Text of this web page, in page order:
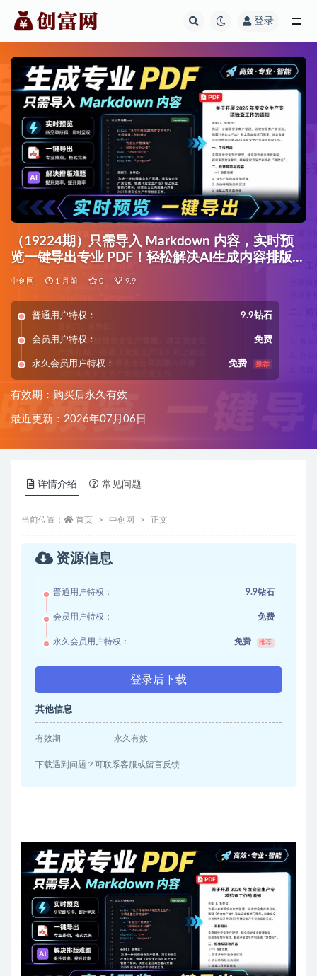
登录
（19224期）只需导入 Markdown 内容，实时预
览一键导出专业 PDF！轻松解决AI生成内容排版问
题 Presto
中创网 1 月前 0 9.9
普通用户特权： 9.9钻石
会员用户特权： 免费
永久会员用户特权： 免费 推荐
有效期：购买后永久有效
最近更新：2026年07月06日
详情介绍 常见问题
当前位置： 首页 中创网 正文
资源信息
普通用户特权： 9.9钻石
会员用户特权： 免费
永久会员用户特权： 免费 推荐
登录后下载
其他信息
有效期 永久有效
下载遇到问题？可联系客服或留言反馈